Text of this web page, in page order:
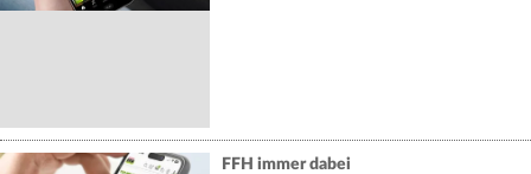
FFH immer dabei